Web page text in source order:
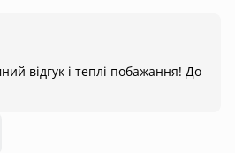
метушні. Саме за такими
знову. Дякую за
вам багато вдячних гостей і
відгук і теплі побажання! До